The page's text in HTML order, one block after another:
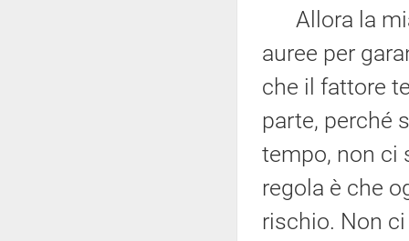
Allora la
auree per
che il fattore
parte, perché
tempo, non ci
regola è che
rischio. Non